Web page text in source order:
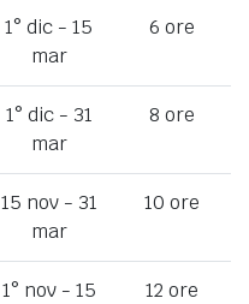
1° dic - 15
mar
6 ore
1° dic - 31
mar
8 ore
15 nov - 31
mar
10 ore
1° nov - 15
12 ore